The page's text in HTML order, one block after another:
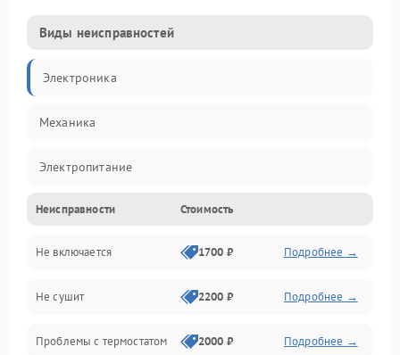
Виды неисправностей
Электроника
Механика
Электропитание
Нагрев
Механические повреждения
Оптика
Программное обеспечение
Неисправности Стоимость
Не включается 1700 ₽ Подробнее →
Не сушит 2200 ₽ Подробнее →
Проблемы с термостатом 2000 ₽ Подробнее →